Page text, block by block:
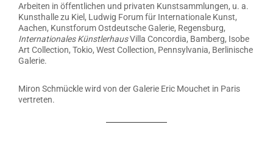
Arbeiten in öffentlichen und privaten Kunstsammlungen, u. a.
Kunsthalle zu Kiel, Ludwig Forum für Internationale Kunst,
Aachen, Kunstforum Ostdeutsche Galerie, Regensburg,
Internationales KünstlerhausVilla Concordia, Bamberg, Isobe
Art Collection, Tokio, West Collection, Pennsylvania, Berlinische
Galerie.
Miron Schmückle wird von der Galerie Eric Mouchet in Paris
vertreten.